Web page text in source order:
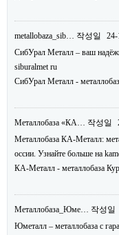
metallobaza_sib… 작성일
24-
СибУрал Металл – ваш
siburalmet ru
СибУрал Металл -
Металлобаза «КА… 작성일
Металлобаза КА-Металл:
оссии. Узнайте больше на
КА-Металл - металлобаза
Металлобаза_Юме… 작성일
Юметалл – металлобаза с